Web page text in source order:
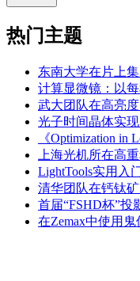
热门主题
东南大学在片上
计算显微镜：以
武大团队在高亮
光子时间晶体实
《Optimization in
上海光机所在高
LightTools实用入
清华团队在钙钛
首届“FSHD杯”投
在Zemax中使用